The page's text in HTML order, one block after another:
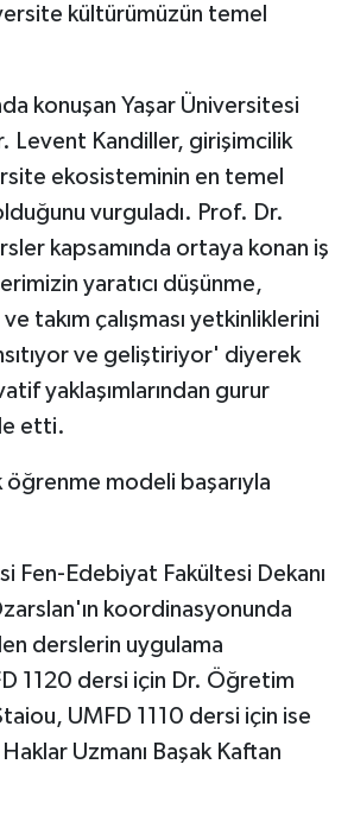
kültürümüzün temel
konuşan Yaşar Üniversitesi
Levent Kandiller, girişimcilik
ekosisteminin en temel
vurguladı. Prof. Dr.
kapsamında ortaya konan iş
yaratıcı düşünme,
takım çalışması yetkinliklerini
ve geliştiriyor' diyerek
yaklaşımlarından gurur
etti.
modeli başarıyla
Fen-Edebiyat Fakültesi Dekanı
koordinasyonunda
derslerin uygulama
1120 dersi için Dr. Öğretim
UMFD 1110 dersi için ise
Uzmanı Başak Kaftan